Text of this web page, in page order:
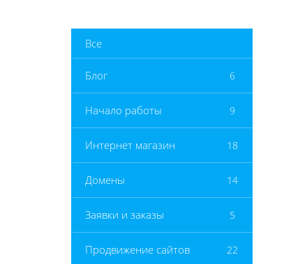
Все
Блог 6
Начало работы 9
Интернет магазин 18
Домены 14
Заявки и заказы 5
Продвижение сайтов 22